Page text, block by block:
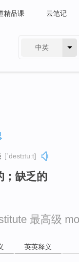
精品课 云笔记
中英
[ˈdestɪtuːt]
；缺乏的
最高级
英英释义